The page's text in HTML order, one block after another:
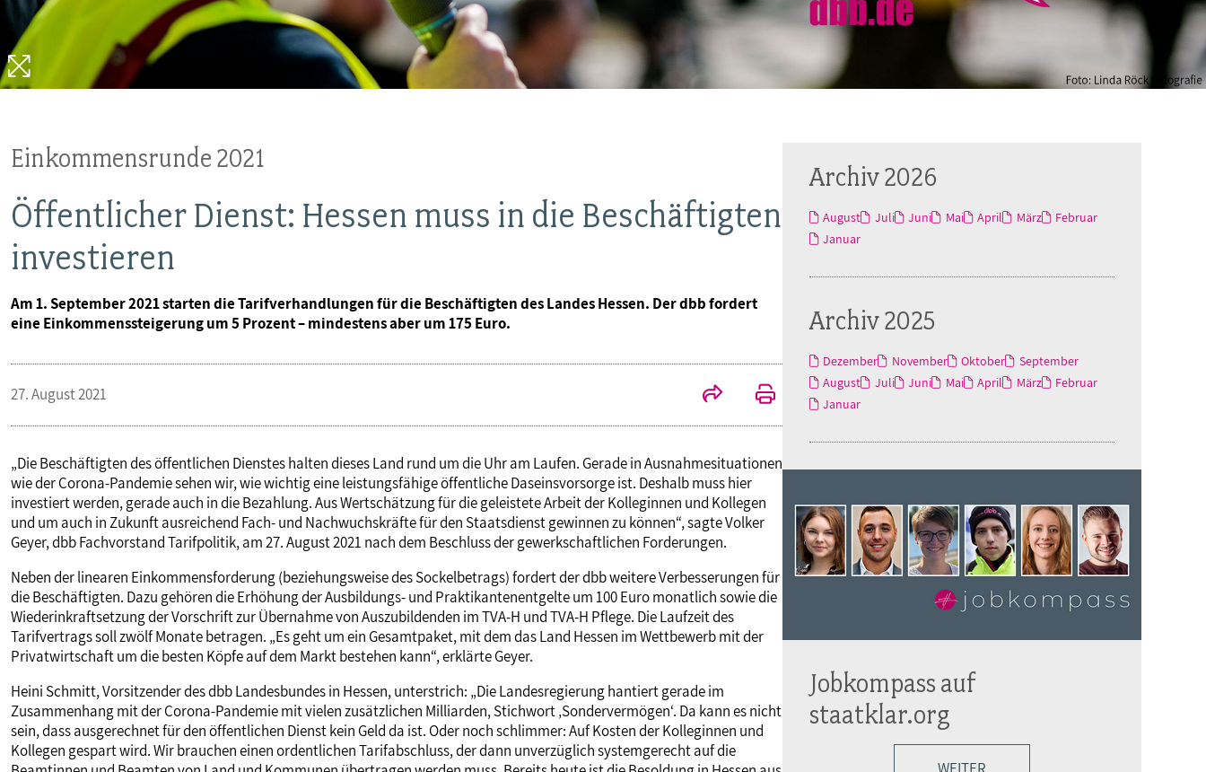
Landesjugendbünde
VERANSTALTUNGEN UND SEMINARE
Ideencampus
Parlamentarisches Sommerfest
MITGLIEDSCHAFT & SERVICE
Akademie
Verlag
Einkommensrunde 2021
Öffentlicher Dienst: Hessen muss in die Beschäftigten
investieren
Am 1. September 2021 starten die Tarifverhandlungen für die Beschäftigten des Landes Hessen. Der dbb fordert
eine Einkommenssteigerung um 5 Prozent – mindestens aber um 175 Euro.
27. August 2021
„Die Beschäftigten des öffentlichen Dienstes halten dieses Land rund um die Uhr am Laufen. Gerade in Ausnahmesituationen
wie der Corona-Pandemie sehen wir, wie wichtig eine leistungsfähige öffentliche Daseinsvorsorge ist. Deshalb muss hier
investiert werden, gerade auch in die Bezahlung. Aus Wertschätzung für die geleistete Arbeit der Kolleginnen und Kollegen
und um auch in Zukunft ausreichend Fach- und Nachwuchskräfte für den Staatsdienst gewinnen zu können“, sagte Volker
Geyer, dbb Fachvorstand Tarifpolitik, am 27. August 2021 nach dem Beschluss der gewerkschaftlichen Forderungen.
Neben der linearen Einkommensforderung (beziehungsweise des Sockelbetrags) fordert der dbb weitere Verbesserungen für
die Beschäftigten. Dazu gehören die Erhöhung der Ausbildungs- und Praktikantenentgelte um 100 Euro monatlich sowie die
Wiederinkraftsetzung der Vorschrift zur Übernahme von Auszubildenden im TVA-H und TVA-H Pflege. Die Laufzeit des
Tarifvertrags soll zwölf Monate betragen. „Es geht um ein Gesamtpaket, mit dem das Land Hessen im Wettbewerb mit der
Privatwirtschaft um die besten Köpfe auf dem Markt bestehen kann“, erklärte Geyer.
Heini Schmitt, Vorsitzender des dbb Landesbundes in Hessen, unterstrich: „Die Landesregierung hantiert gerade im
Zusammenhang mit der Corona-Pandemie mit vielen zusätzlichen Milliarden, Stichwort ‚Sondervermögen‘. Da kann es nicht
sein, dass ausgerechnet für den öffentlichen Dienst kein Geld da ist. Oder noch schlimmer: Auf Kosten der Kolleginnen und
Kollegen gespart wird. Wir brauchen einen ordentlichen Tarifabschluss, der dann unverzüglich systemgerecht auf die
Archiv 2026
August Juli Juni Mai April März
Februar
Januar
Archiv 2025
Dezember November Oktober
September
August
Juli Juni Mai April März
Februar
Januar
Jobkompass auf
staatklar.org